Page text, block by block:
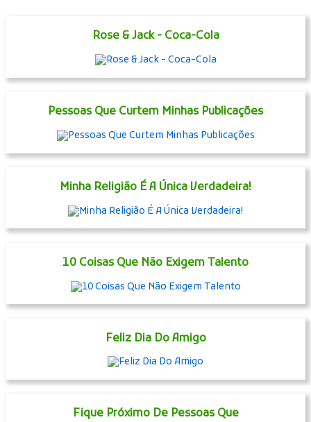
Rose & Jack - Coca-Cola
Pessoas Que Curtem Minhas Publicações
Minha Religião É A Única Verdadeira!
10 Coisas Que Não Exigem Talento
Feliz Dia Do Amigo
Fique Próximo De Pessoas Que